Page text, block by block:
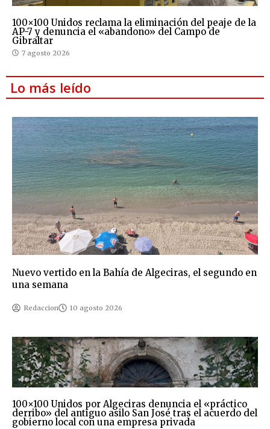
100×100 Unidos reclama la eliminación del peaje de la
AP-7 y denuncia el «abandono» del Campo de
Gibraltar
7 agosto 2026
Lo más leído
Nuevo vertido en la Bahía de Algeciras, el segundo en
una semana
Redaccion 10 agosto 2026
100×100 Unidos por Algeciras denuncia el «práctico
derribo» del antiguo asilo San José tras el acuerdo del
gobierno local con una empresa privada